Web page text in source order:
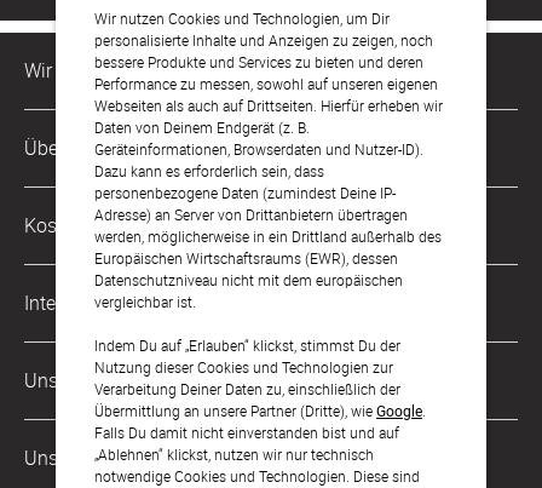
Wir nutzen Cookies und Technologien, um Dir
personalisierte Inhalte und Anzeigen zu zeigen, noch
bessere Produkte und Services zu bieten und deren
Performance zu messen, sowohl auf unseren eigenen
Webseiten als auch auf Drittseiten. Hierfür erheben wir
Daten von Deinem Endgerät (z. B.
Geräteinformationen, Browserdaten und Nutzer-ID).
Dazu kann es erforderlich sein, dass
personenbezogene Daten (zumindest Deine IP-
Adresse) an Server von Drittanbietern übertragen
werden, möglicherweise in ein Drittland außerhalb des
Europäischen Wirtschaftsraums (EWR), dessen
Datenschutzniveau nicht mit dem europäischen
vergleichbar ist.
Indem Du auf „Erlauben“ klickst, stimmst Du der
Nutzung dieser Cookies und Technologien zur
Verarbeitung Deiner Daten zu, einschließlich der
Übermittlung an unsere Partner (Dritte), wieGoogle
Falls Du damit nicht einverstanden bist und auf
„Ablehnen“ klickst, nutzen wir nur technisch
notwendige Cookies und Technologien. Diese sind
Wir sind für Dich da
Kundenservice-Hotline
0221 956 725 10
Mo. - Fr. von 9 bis 17 Uhr
kontakt@sendmoments.de
Über Uns
Philosophie
Karriere
Impressum
AGB & Widerrufsrecht
Zahlung & Versand
Datenschutz
Barrierefreiheitserklärung
Kostenlose Services
Musterkarten
Digitale Gästelisten
FAQ & Hilfe
International
Österreich
Schweiz
Frankreich
Unsere Zahlungsarten
Unsere Partner